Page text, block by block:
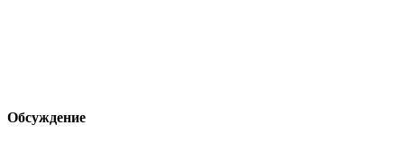
Обсуждение